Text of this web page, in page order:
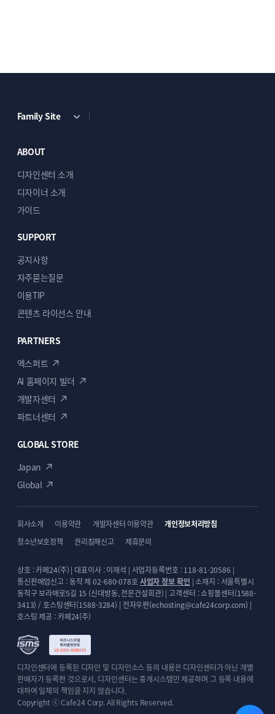
ECBIZ 7807 [반응형]
단순복사 : ￦ 200,000
단순복사 : ￦ 200,000
ECBIZ 7811 [반응형]
단순복사 : ￦ 200,000
ECBIZ 7813 [반응형]
단순복사 : ￦ 200,000
ECBIZ 7814 [반응형]
단순복사 : ￦ 200,000
Family Site
ABOUT
디자인센터 소개
디자이너 소개
가이드
SUPPORT
공지사항
자주묻는질문
이용TIP
콘텐츠 라이선스 안내
PARTNERS
엑스퍼트
AI 홈페이지 빌더
개발자센터
파트너센터
GLOBAL STORE
Japan
Global
회사소개 이용약관 개발자센터 이용약관
개인정보처리방침
청소년보호정책
권리침해신고 제휴문의
상호 : 카페24(주) | 대표이사 : 이재석 | 사업자등록번호 : 118-81-20586 |
통신판매업신고 : 동작 제 02-680-078호 사업자 정보 확인 | 소재지 : 서울특별시
동작구 보라매로5길 15 (신대방동, 전문건설회관) | 고객센터 : 쇼핑몰센터(1588-
3413) / 호스팅센터(1588-3284) | 전자우편(echosting@cafe24corp.com) |
호스팅 제공 : 카페24(주)
디자인센터에 등록된 디자인 및 디자인소스 등의 내용은 디자인센터가 아닌 개별
판매자가 등록한 것으로서, 디자인센터는 중개시스템만 제공하며 그 등록 내용에
대하여 일체의 책임을 지지 않습니다.
Copyright ⓒ Cafe24 Corp. All Rights Reserved.